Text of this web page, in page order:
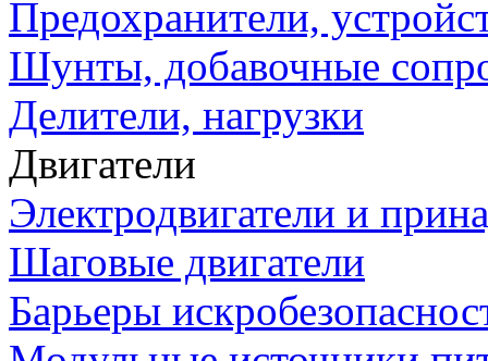
Предохранители,
Шунты, добавочные
Делители, нагрузки
Двигатели
Электродвигатели и
Шаговые двигатели
Барьеры